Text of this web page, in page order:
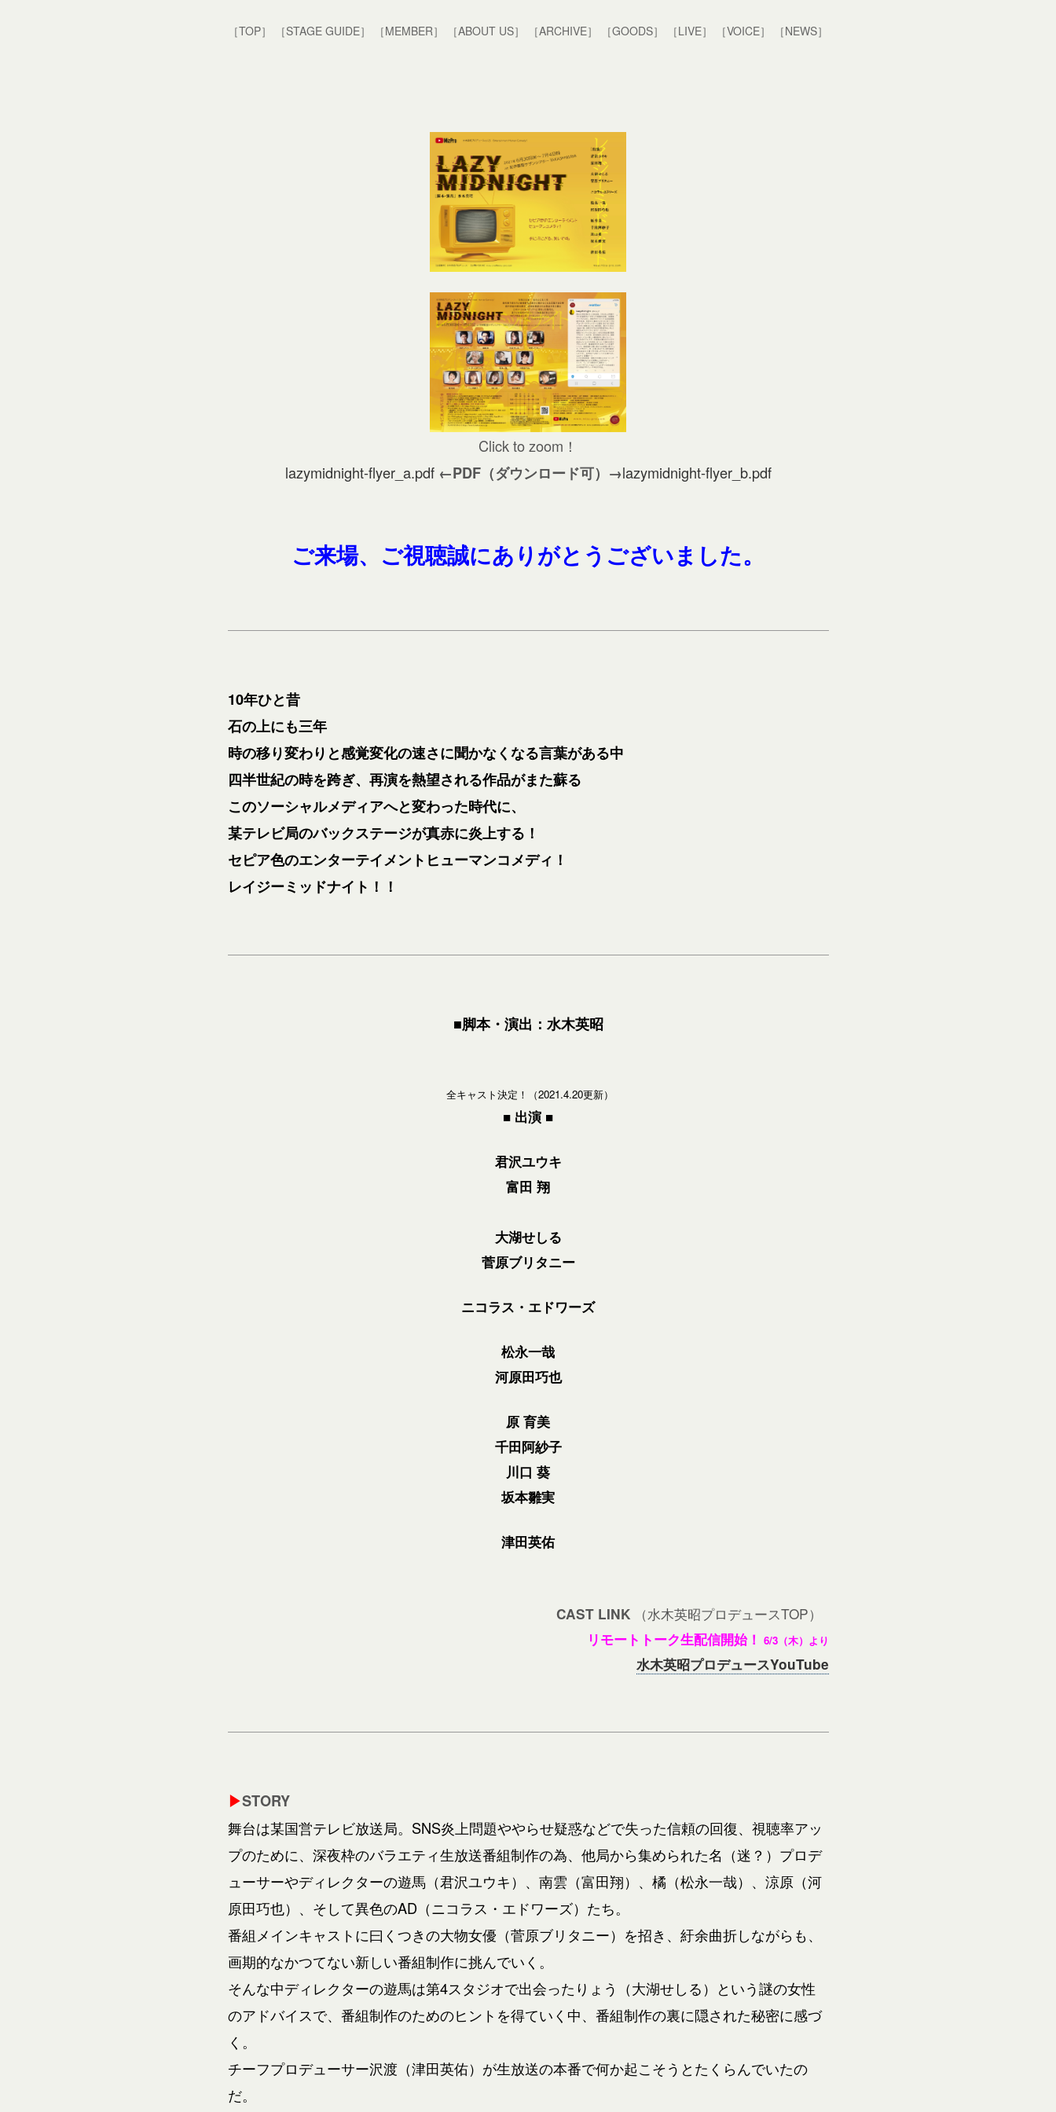
［TOP］ ［STAGE GUIDE］ ［MEMBER］ ［ABOUT US］ ［ARCHIVE］ ［GOODS］ ［LIVE］ ［VOICE］ ［NEWS］
Click to zoom！
lazymidnight-flyer_a.pdf ←PDF（ダウンロード可）→lazymidnight-flyer_b.pdf
ご来場、ご視聴誠にありがとうございました。
10年ひと昔
石の上にも三年
時の移り変わりと感覚変化の速さに聞かなくなる言葉がある中
四半世紀の時を跨ぎ、再演を熱望される作品がまた蘇る
このソーシャルメディアへと変わった時代に、
某テレビ局のバックステージが真赤に炎上する！
セピア色のエンターテイメントヒューマンコメディ！
レイジーミッドナイト！！
■脚本・演出：水木英昭
全キャスト決定！（2021.4.20更新）
■ 出演 ■
君沢ユウキ
富田 翔
大湖せしる
菅原ブリタニー
ニコラス・エドワーズ
松永一哉
河原田巧也
原 育美
千田阿紗子
川口 葵
坂本雛実
津田英佑
CAST LINK （水木英昭プロデュースTOP）
リモートトーク生配信開始！ 6/3（木）より
水木英昭プロデュースYouTube
▶STORY
舞台は某国営テレビ放送局。SNS炎上問題ややらせ疑惑などで失った信頼の回復、視聴率アッ
プのために、 深夜枠のバラエティ生放送番組制作の為、他局から集められた名（迷？）プロデ
ューサーやディレクターの遊馬（君沢ユウキ）、南雲（富田翔）、橘（松永一哉）、涼原（河
原田巧也）、そして異色のAD（ニコラス・エドワーズ）たち。
番組メインキャストに曰くつきの大物女優（菅原ブリタニー）を招き、紆余曲折しながらも、
画期的なかつてない新しい番組制作に挑んでいく。
そんな中ディレクターの遊馬は第4スタジオで出会ったりょう（大湖せしる）という謎の女性
のアドバイスで、番組制作のためのヒントを得ていく中、番組制作の裏に隠された秘密に感づ
く。
チーフプロデューサー沢渡（津田英佑）が生放送の本番で何か起こそうとたくらんでいたの
だ。